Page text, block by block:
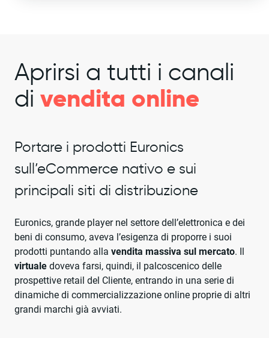
Aprirsi a tutti i canali
di vendita online
Portare i prodotti Euronics
sull’eCommerce nativo e sui
principali siti di distribuzione
Euronics, grande player nel settore dell’elettronica e dei
beni di consumo, aveva l’esigenza di proporre i suoi
prodotti puntando alla vendita massiva sul mercato. Il
virtuale doveva farsi, quindi, il palcoscenico delle
prospettive retail del Cliente, entrando in una serie di
dinamiche di commercializzazione online proprie di altri
grandi marchi già avviati.